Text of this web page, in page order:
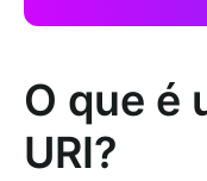
O que é
URI?